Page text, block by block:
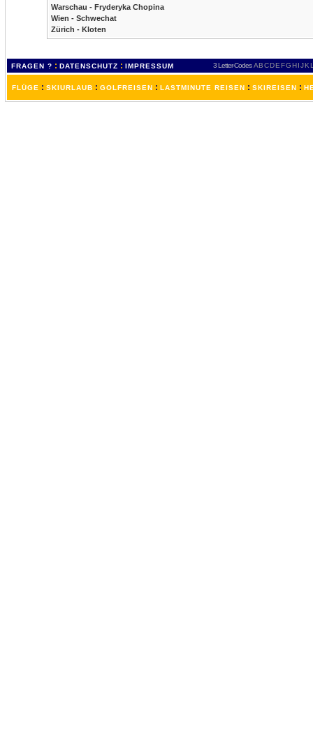
Warschau - Fryderyka Chopina
Wien - Schwechat
Zürich - Kloten
FRAGEN ? : DATENSCHUTZ : IMPRESSUM 3 Letter-Codes ABCDEFGH IJKL
FLÜGE : SKIURLAUB : GOLFREISEN : LASTMINUTE REISEN : SKIREISEN :